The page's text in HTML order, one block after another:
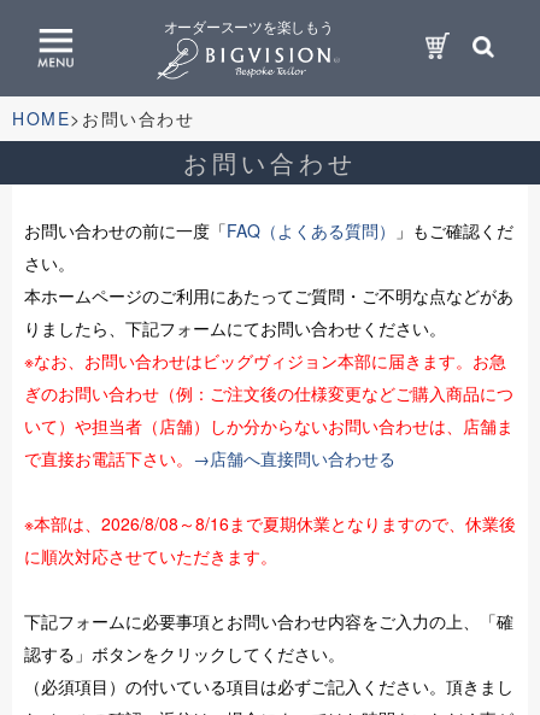
オーダースーツを楽しもう
HOME お問い合わせ
お問い合わせ
お問い合わせの前に一度「FAQ（よくある質問）
」もご確認くだ
さい。
本ホームページのご利用にあたってご質問・ご不明な点などがあ
りましたら、下記フォームにてお問い合わせください。
※なお、お問い合わせはビッグヴィジョン本部に届きます。お急
ぎのお問い合わせ（例：ご注文後の仕様変更などご購入商品につ
いて）や担当者（店舗）しか分からないお問い合わせは、店舗ま
で直接お電話下さい。 →店舗へ直接問い合わせる
※本部は、2026/8/08～8/16まで夏期休業となりますので、休業後
に順次対応させていただきます。
下記フォームに必要事項とお問い合わせ内容をご入力の上、「確
認する」ボタンをクリックしてください。
（必須項目）の付いている項目は必ずご記入ください。頂きまし